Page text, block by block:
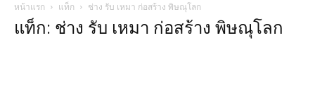
หน้าแรก แท็ก ช่าง รับ เหมา ก่อสร้าง พิษณุโลก
แท็ก: ช่าง รับ เหมา ก่อสร้าง พิษณุโลก